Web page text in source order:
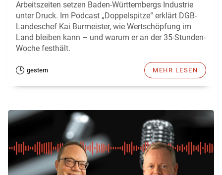
Arbeitszeiten setzen Baden-Württembergs Industrie
unter Druck. Im Podcast „Doppelspitze“ erklärt DGB-
Landeschef Kai Burmeister, wie Wertschöpfung im
Land bleiben kann – und warum er an der 35-Stunden-
Woche festhält.
gestern MEHR LESEN